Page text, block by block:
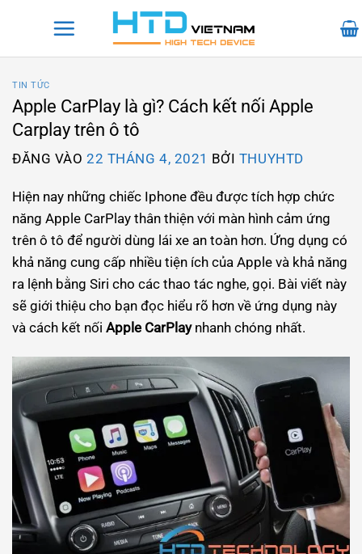
TIN TỨC
Apple CarPlay là gì? Cách kết nối Apple
Carplay trên ô tô
ĐĂNG VÀO22 THÁNG 4, 2021 BỞI THUYHTD
Hiện nay những chiếc Iphone đều được tích hợp chức
năng Apple CarPlay thân thiện với màn hình cảm ứng
trên ô tô để người dùng lái xe an toàn hơn. Ứng dụng có
khả năng cung cấp nhiều tiện ích của Apple và khả năng
ra lệnh bằng Siri cho các thao tác nghe, gọi. Bài viết này
sẽ giới thiệu cho bạn đọc hiểu rõ hơn về ứng dụng này
và cách kết nối Apple CarPlaynhanh chóng nhất.